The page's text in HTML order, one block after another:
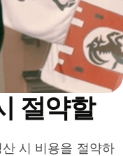
절약할
시 비용을 절약하